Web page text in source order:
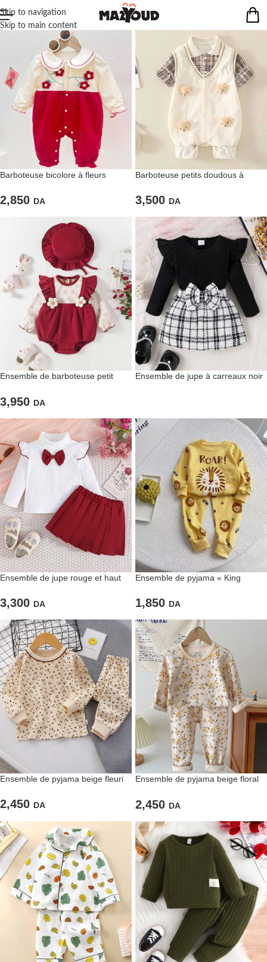
Skip to navigation
Skip to main content
Barboteuse bicolore à fleurs
2,850 DA
Barboteuse petits doudous à
3,500 DA
Ensemble de barboteuse petit
3,950 DA
Ensemble de jupe à carreaux noir
Ensemble de jupe rouge et haut
3,300 DA
Ensemble de pyjama « King
1,850 DA
Ensemble de pyjama beige fleuri
2,450 DA
Ensemble de pyjama beige floral
2,450 DA